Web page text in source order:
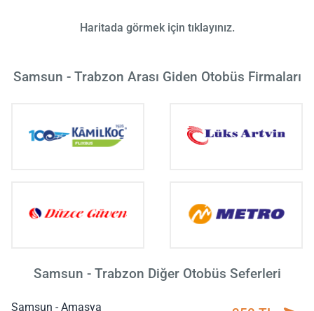
Haritada görmek için tıklayınız.
Samsun - Trabzon Arası Giden Otobüs Firmaları
Samsun - Trabzon Diğer Otobüs Seferleri
Samsun - Amasya